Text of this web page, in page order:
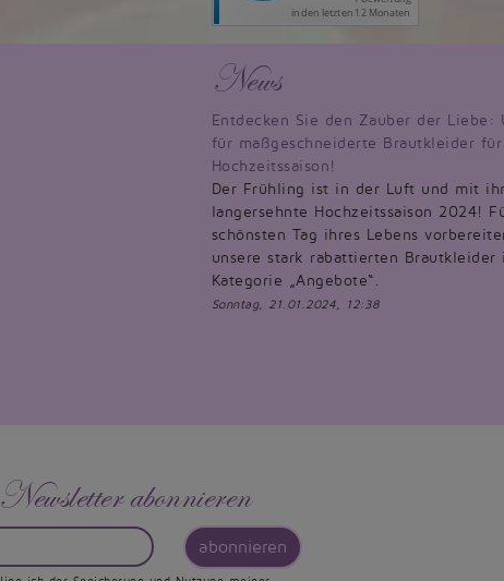
News
Entdecken Sie den Zauber der Liebe:
für maßgeschneiderte Brautkleider
Hochzeitssaison!
Der Frühling ist in der Luft und mit
langersehnte Hochzeitssaison 2024!
schönsten Tag ihres Lebens
unsere stark rabattierten Brautkleider
Kategorie „Angebote“.
Sonntag, 21.01.2024, 12:38
abonnieren
abonnieren